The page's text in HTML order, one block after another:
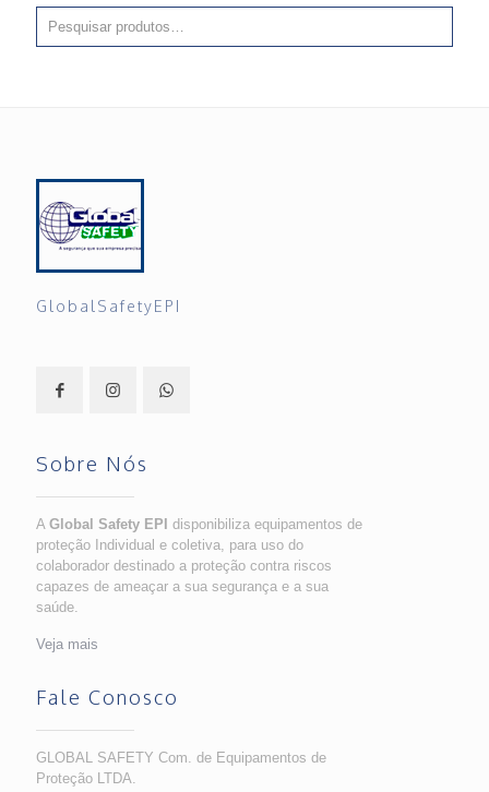
GlobalSafetyEPI
Sobre Nós
A Global Safety EPI disponibiliza equipamentos de
proteção Individual e coletiva, para uso do
colaborador destinado a proteção contra riscos
capazes de ameaçar a sua segurança e a sua
saúde.
Veja mais
Fale Conosco
GLOBAL SAFETY Com. de Equipamentos de
Proteção LTDA.